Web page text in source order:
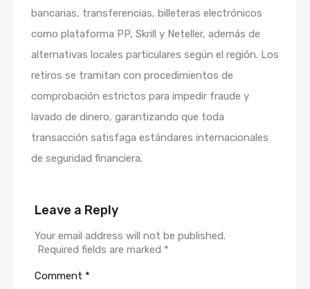
bancarias, transferencias, billeteras electrónicos
como plataforma PP, Skrill y Neteller, además de
alternativas locales particulares según el región. Los
retiros se tramitan con procedimientos de
comprobación estrictos para impedir fraude y
lavado de dinero, garantizando que toda
transacción satisfaga estándares internacionales
de seguridad financiera.
Leave a Reply
Your email address will not be published.
Required fields are marked *
Comment *